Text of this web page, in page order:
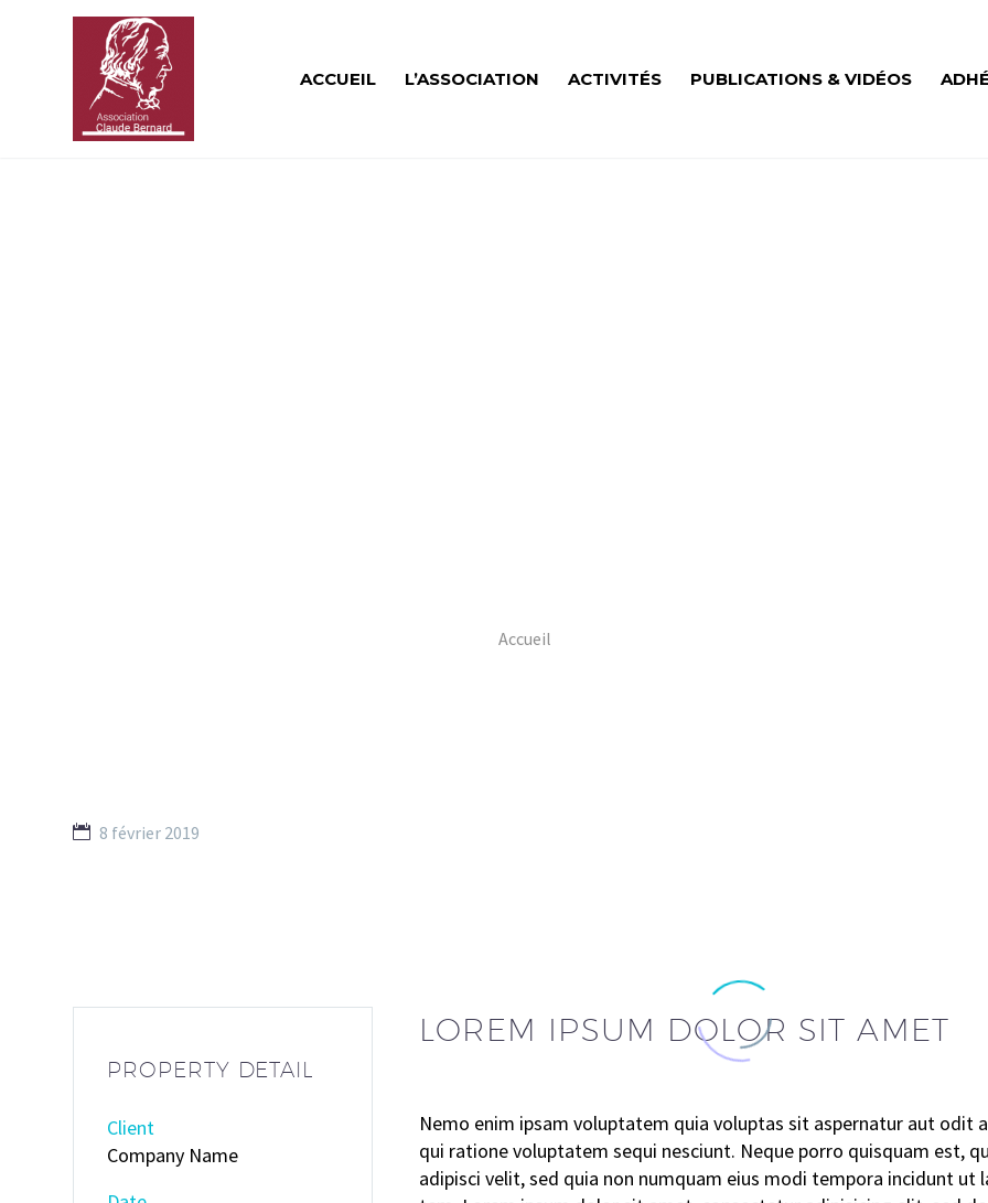
ACCUEIL L’ASSOCIATION ACTIVITÉS PUBLICATIONS & VIDÉOS
Accueil
8 février 2019
PROPERTY DETAIL
Client
Company Name
LOREM IPSUM DOLOR SIT AMET
Nemo enim ipsam voluptatem quia voluptas sit aspernatur aut odit
qui ratione voluptatem sequi nesciunt. Neque porro quisquam est,
adipisci velit, sed quia non numquam eius modi tempora incidunt